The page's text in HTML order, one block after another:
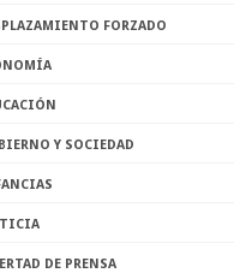
FORZADO
Y SOCIEDAD
DE PRENSA